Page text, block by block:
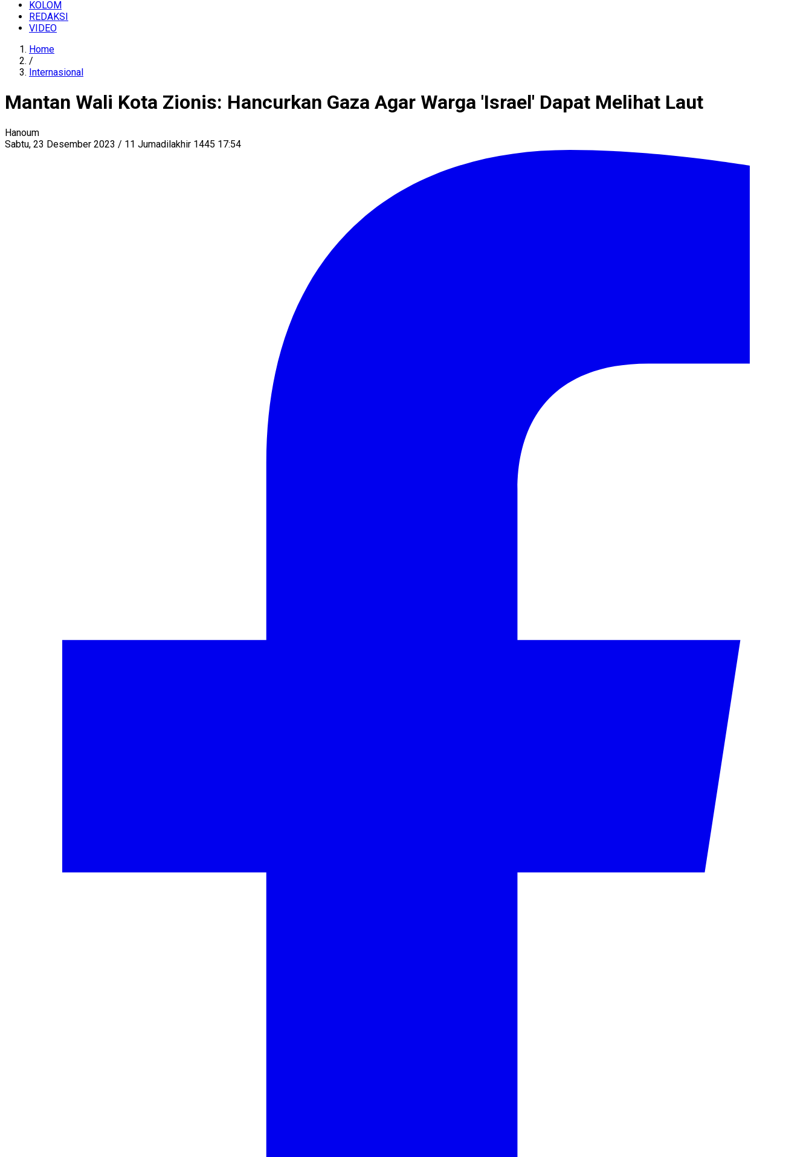
KOLOM
REDAKSI
VIDEO
Home
/
Internasional
Mantan Wali Kota Zionis: Hancurkan Gaza Agar Warga 'Israel' Dapat Melihat Laut
Hanoum
Sabtu, 23 Desember 2023 / 11 Jumadilakhir 1445 17:54